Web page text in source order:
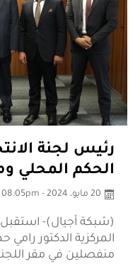
رئيس لجنة
الحكم المحلي
20 مايو، 2024 - 08:05pm
(شبكة أجيال)- استقبل
المركزية الدكتور رامي
منفصلين في مقر اللجنة